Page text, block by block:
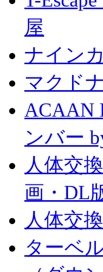
屋
ナイン
マクド
ACAAN
ンバー
人体交
画・DL
人体交
ターベ